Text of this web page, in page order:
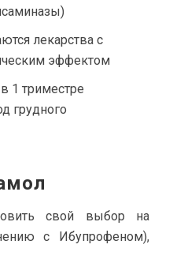
лекарства с
эффектом
1 триместре
грудного
свой выбор на
с Ибупрофеном),